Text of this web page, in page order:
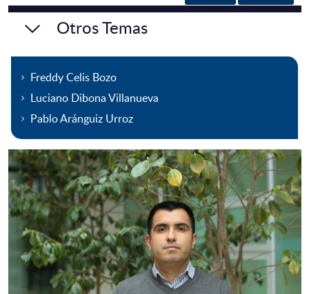
Otros Temas
Freddy Celis Bozo
Luciano Dibona Villanueva
Pablo Aránguiz Urroz